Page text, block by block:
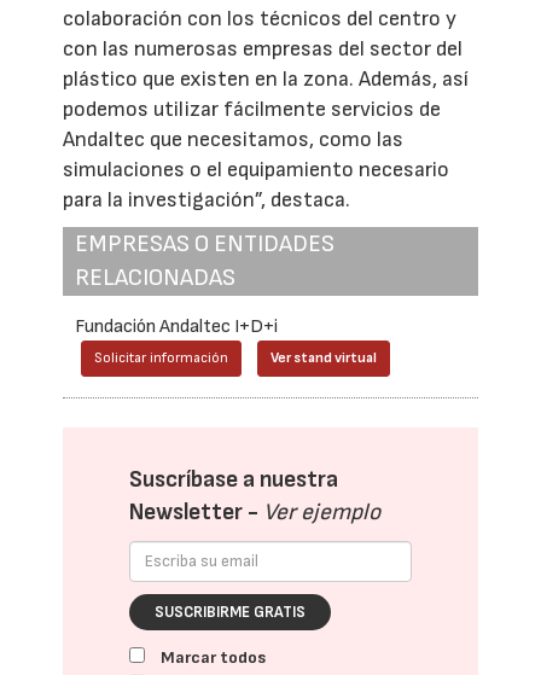
colaboración con los técnicos del centro y
con las numerosas empresas del sector del
plástico que existen en la zona. Además, así
podemos utilizar fácilmente servicios de
Andaltec que necesitamos, como las
simulaciones o el equipamiento necesario
para la investigación”, destaca.
EMPRESAS O ENTIDADES
RELACIONADAS
Fundación Andaltec I+D+i
Solicitar información Ver stand virtual
Suscríbase a nuestra
Newsletter - Ver ejemplo
SUSCRIBIRME GRATIS
Marcar todos